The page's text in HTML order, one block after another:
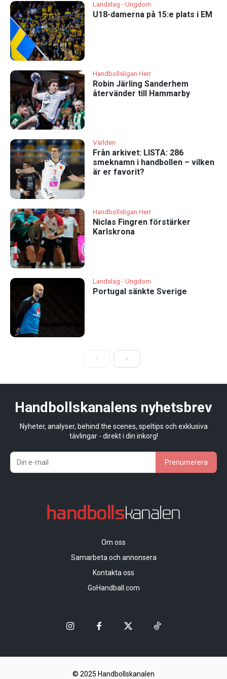
Landslag - Ungdom
U18-damerna på 15:e plats i EM
Handbollsligan Herr
Robin Järling Sanderhem
återvänder till Hammarby
Världen
Från arkivet: LISTA: 286
smeknamn i handbollen – vilken
är er favorit?
Handbollsligan Herr
Niclas Fingren förstärker
Karlskrona
Landslag - Ungdom
Portugal sänkte Sverige
Handbollskanalens nyhetsbrev
Nyheter, analyser, behind the scenes, speltips och exklusiva
tävlingar - direkt i din inkorg!
Prenumerera
Om oss
Samarbeta och annonsera
Kontakta oss
GoHandball.com
© 2025 Handbollskanalen